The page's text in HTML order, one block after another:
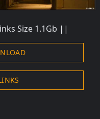
Size 1.1Gb ||